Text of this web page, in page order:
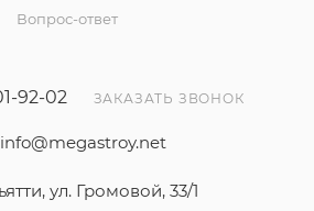
Вопрос-ответ
92-02 ЗАКАЗАТЬ ЗВОНОК
info@megastroy.net
ул. Громовой, 33/1